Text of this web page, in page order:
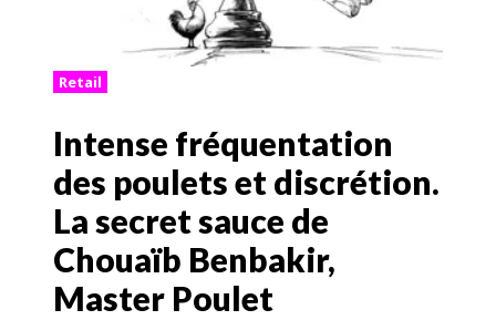
Retail
Intense fréquentation
des poulets et discrétion.
La secret sauce de
Chouaïb Benbakir,
Master Poulet